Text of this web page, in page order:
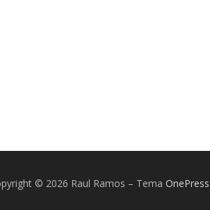
© 2026 Raul Ramos – Tema OnePress